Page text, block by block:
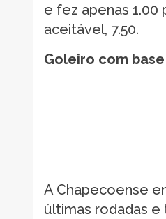
e fez apenas
aceitável, 7.50.
Goleiro com base
A Chapecoense
últimas rodadas